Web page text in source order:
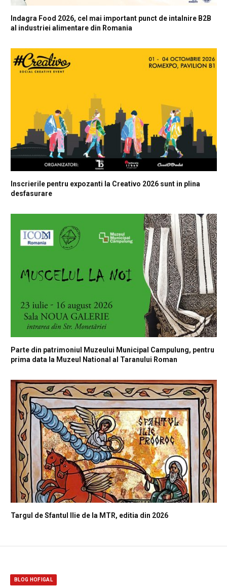
Indagra Food 2026, cel mai important punct de intalnire B2B
al industriei alimentare din Romania
Inscrierile pentru expozanti la Creativo 2026 sunt in plina
desfasurare
Parte din patrimoniul Muzeului Municipal Campulung, pentru
prima data la Muzeul National al Taranului Roman
Targul de Sfantul Ilie de la MTR, editia din 2026
BLOG HOFIGAL